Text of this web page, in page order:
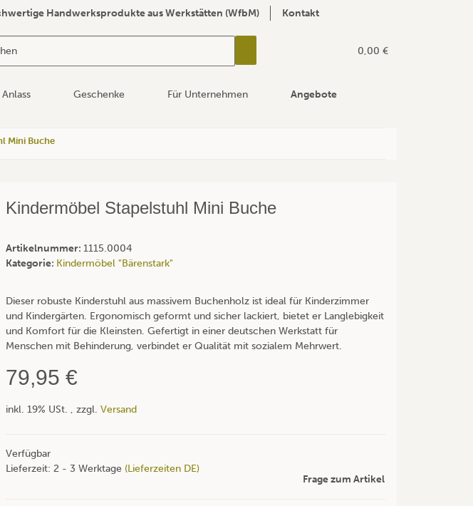
Handwerksprodukte aus Werkstätten (WfbM) Kontakt
0,00 €
Anlass Geschenke Für Unternehmen Angebote
Mini Buche
Kindermöbel Stapelstuhl Mini Buche
Artikelnummer: 1115.0004
Kategorie: Kindermöbel "Bärenstark"
Dieser robuste Kinderstuhl aus massivem Buchenholz ist ideal für Kinderzimmer
und Kindergärten. Ergonomisch geformt und sicher lackiert, bietet er Langlebigkeit
und Komfort für die Kleinsten. Gefertigt in einer deutschen Werkstatt für
Menschen mit Behinderung, verbindet er Qualität mit sozialem Mehrwert.
79,95 €
inkl. 19% USt. , zzgl. Versand
Verfügbar
Lieferzeit: 2 - 3 Werktage (Lieferzeiten DE)
Frage zum Artikel